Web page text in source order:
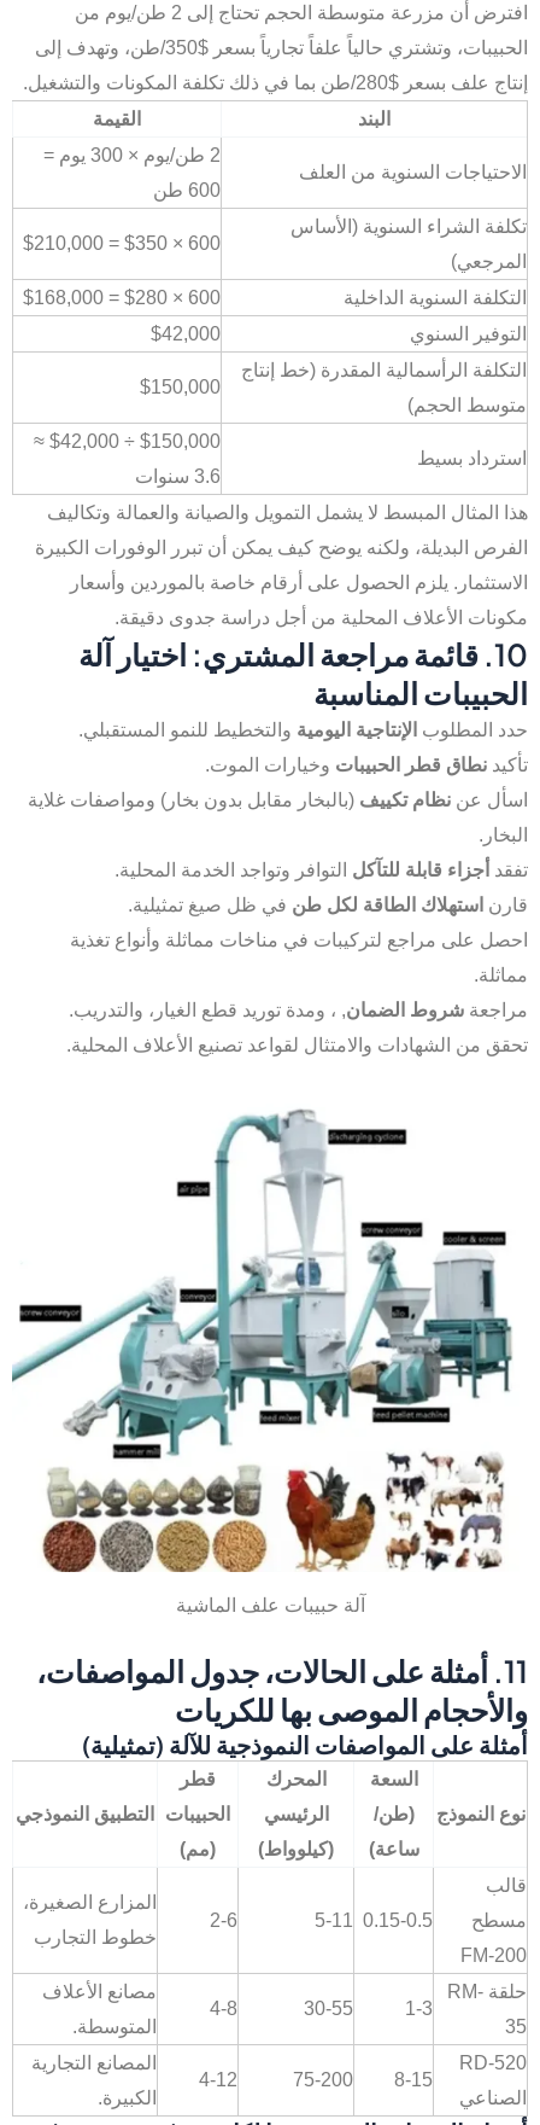
افترض أن مزرعة متوسطة الحجم تحتاج إلى 2 طن/يوم من
الحبيبات، وتشتري حالياً علفاً تجارياً بسعر $350/طن، وتهدف إلى
إنتاج علف بسعر $280/طن بما في ذلك تكلفة المكونات والتشغيل.
البند
القيمة
الاحتياجات السنوية من العلف
2 طن/يوم × 300 يوم =
600 طن
تكلفة الشراء السنوية (الأساس
المرجعي)
600 × $350 = $210,000
التكلفة السنوية الداخلية
600 × $280 = $168,000
التوفير السنوي
$42,000
التكلفة الرأسمالية المقدرة (خط إنتاج
متوسط الحجم)
$150,000
استرداد بسيط
$150,000 ÷ $42,000 ≈
3.6 سنوات
هذا المثال المبسط لا يشمل التمويل والصيانة والعمالة وتكاليف
الفرص البديلة، ولكنه يوضح كيف يمكن أن تبرر الوفورات الكبيرة
الاستثمار. يلزم الحصول على أرقام خاصة بالموردين وأسعار
مكونات الأعلاف المحلية من أجل دراسة جدوى دقيقة.
10. قائمة مراجعة المشتري: اختيار آلة
الحبيبات المناسبة
حدد المطلوب الإنتاجية اليومية والتخطيط للنمو المستقبلي.
تأكيد نطاق قطر الحبيبات وخيارات الموت.
اسأل عن نظام تكييف (بالبخار مقابل بدون بخار) ومواصفات غلاية
البخار.
تفقد أجزاء قابلة للتآكل التوافر وتواجد الخدمة المحلية.
قارن استهلاك الطاقة لكل طن في ظل صيغ تمثيلية.
احصل على مراجع لتركيبات في مناخات مماثلة وأنواع تغذية
مماثلة.
مراجعة شروط الضمان, ، ومدة توريد قطع الغيار، والتدريب.
تحقق من الشهادات والامتثال لقواعد تصنيع الأعلاف المحلية.
آلة حبيبات علف الماشية
11. أمثلة على الحالات، جدول المواصفات،
والأحجام الموصى بها للكريات
أمثلة على المواصفات النموذجية للآلة (تمثيلية)
نوع النموذج
السعة
(طن/
ساعة)
المحرك
الرئيسي
(كيلوواط)
قطر
الحبيبات
(مم)
التطبيق النموذجي
قالب
مسطح
FM-200
0.15-0.5
5-11
2-6
المزارع الصغيرة،
خطوط التجارب
حلقة RM-
35
1-3
30-55
4-8
مصانع الأعلاف
المتوسطة.
RD-520
الصناعي
8-15
75-200
4-12
المصانع التجارية
الكبيرة.